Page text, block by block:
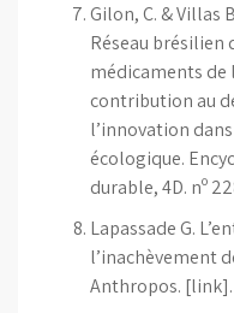
Gilon, C. & Villas
Réseau brésilien
médicaments de
contribution au
l’innovation
écologique.
durable, 4D. nº
Lapassade G.
l’inachèvement
Anthropos. [link].